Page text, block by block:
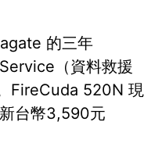
的三年
（資料救援
FireCuda 520N 現
台幣3,590元